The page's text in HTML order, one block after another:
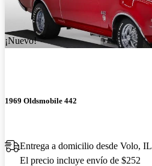
¡Nuevo!
1969 Oldsmobile 442
Entrega a domicilio desde Volo, IL
El precio incluye envío de $252